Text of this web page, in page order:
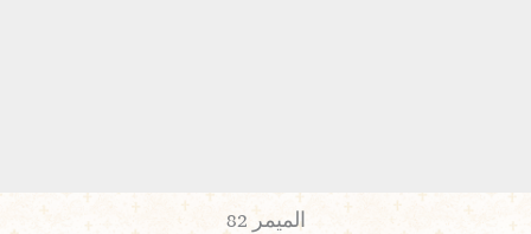
الميمر 82